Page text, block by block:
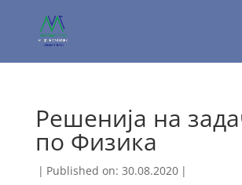
Решенија на
по Физика
| Published on: 30.08.2020 |